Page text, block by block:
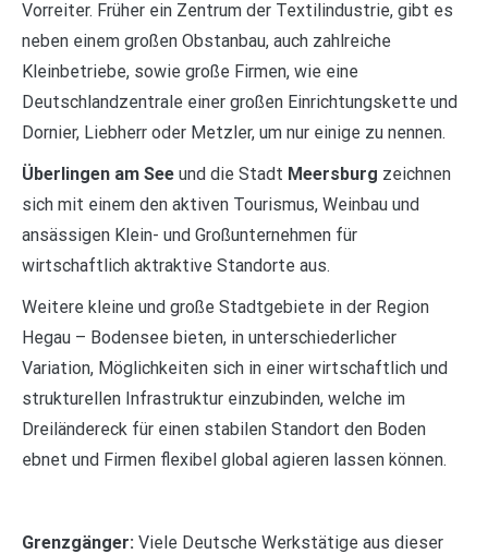
Vorreiter. Früher ein Zentrum der Textilindustrie, gibt es
neben einem großen Obstanbau, auch zahlreiche
Kleinbetriebe, sowie große Firmen, wie eine
Deutschlandzentrale einer großen Einrichtungskette und
Dornier, Liebherr oder Metzler, um nur einige zu nennen.
Überlingen am See und die Stadt Meersburg zeichnen
sich mit einem den aktiven Tourismus, Weinbau und
ansässigen Klein- und Großunternehmen für
wirtschaftlich aktraktive Standorte aus.
Weitere kleine und große Stadtgebiete in der Region
Hegau – Bodensee bieten, in unterschiederlicher
Variation, Möglichkeiten sich in einer wirtschaftlich und
strukturellen Infrastruktur einzubinden, welche im
Dreiländereck für einen stabilen Standort den Boden
ebnet und Firmen flexibel global agieren lassen können.
Grenzgänger: Viele Deutsche Werkstätige aus dieser